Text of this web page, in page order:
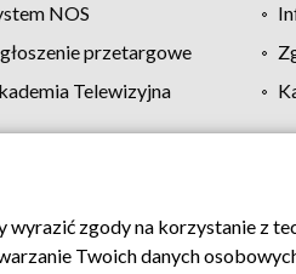
NOS
przetargowe
Telewizyjna
TVP Polityka prywatności
zgody na korzystanie z
Twoich danych